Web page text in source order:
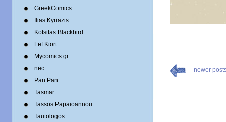
GreekComics
Ilias Kyriazis
Kotsifas Blackbird
Lef Kiort
Mycomics.gr
nec
Pan Pan
Tasmar
Tassos Papaioannou
Tautologos
newer